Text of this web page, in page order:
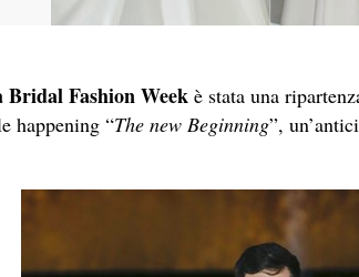
Bridal Fashion Week è stata una
happening “The new Beginning”,